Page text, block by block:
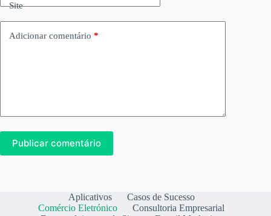
Site
Adicionar comentário *
Publicar comentário
Aplicativos
Casos de Sucesso
Comércio Eletrónico
Consultoria Empresarial